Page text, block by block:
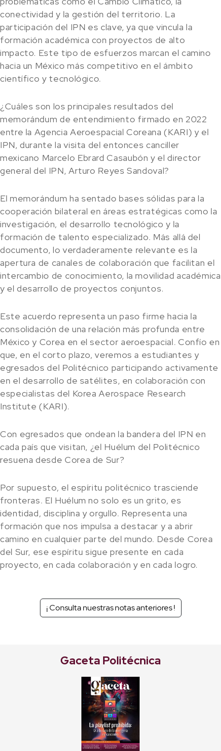
conectividad y la gestión del territorio. La
participación del IPN es clave, ya que vincula la
formación académica con proyectos de alto
impacto. Este tipo de esfuerzos marcan el camino
hacia un México más competitivo en el ámbito
científico y tecnológico.
¿Cuáles son los principales resultados del
memorándum de entendimiento firmado en 2022
entre la Agencia Aeroespacial Coreana (KARI) y el
IPN, durante la visita del entonces canciller
mexicano Marcelo Ebrard Casaubón y el director
general del IPN, Arturo Reyes Sandoval?
El memorándum ha sentado bases sólidas para la
cooperación bilateral en áreas estratégicas como la
investigación, el desarrollo tecnológico y la
formación de talento especializado. Más allá del
documento, lo verdaderamente relevante es la
apertura de canales de colaboración que facilitan el
intercambio de conocimiento, la movilidad académica
y el desarrollo de proyectos conjuntos.
Este acuerdo representa un paso firme hacia la
consolidación de una relación más profunda entre
México y Corea en el sector aeroespacial. Confío en
que, en el corto plazo, veremos a estudiantes y
egresados del Politécnico participando activamente
en el desarrollo de satélites, en colaboración con
especialistas del Korea Aerospace Research
Institute (KARI).
Con egresados que ondean la bandera del IPN en
cada país que visitan, ¿el Huélum del Politécnico
resuena desde Corea de Sur?
Por supuesto, el espíritu politécnico trasciende
fronteras. El Huélum no solo es un grito, es
identidad, disciplina y orgullo. Representa una
formación que nos impulsa a destacar y a abrir
camino en cualquier parte del mundo. Desde Corea
del Sur, ese espíritu sigue presente en cada
proyecto, en cada colaboración y en cada logro.
¡ Consulta nuestras notas anteriores !
Gaceta Politécnica